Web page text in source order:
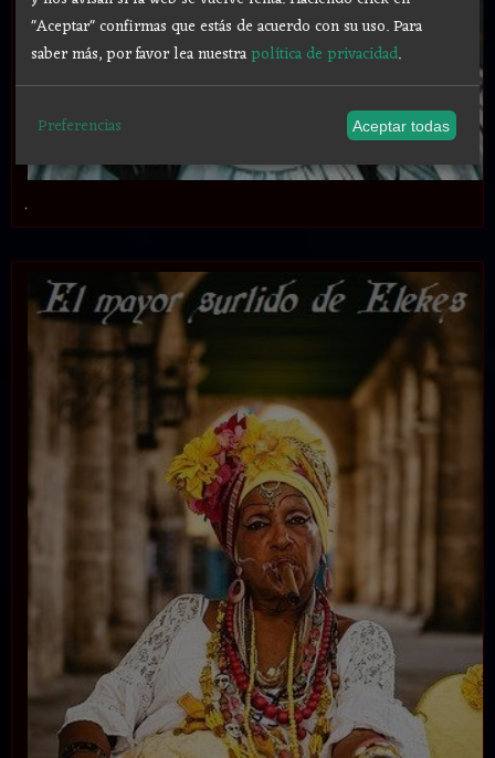
.
"Aceptar" confirmas que estás de acuerdo con su uso.Para
saber más, por favor lea nuestrapolítica de privacidad.
Preferencias Aceptar todas